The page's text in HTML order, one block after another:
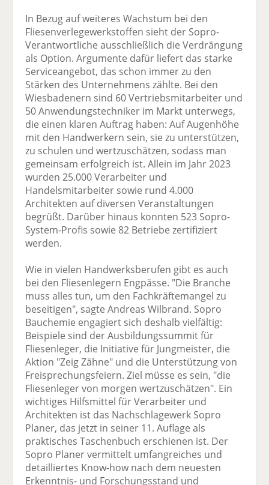
In Bezug auf weiteres Wachstum bei den
Fliesenverlegewerkstoffen sieht der Sopro-
Verantwortliche ausschließlich die Verdrängung
als Option. Argumente dafür liefert das starke
Serviceangebot, das schon immer zu den
Stärken des Unternehmens zählte. Bei den
Wiesbadenern sind 60 Vertriebsmitarbeiter und
50 Anwendungstechniker im Markt unterwegs,
die einen klaren Auftrag haben: Auf Augenhöhe
mit den Handwerkern sein, sie zu unterstützen,
zu schulen und wertzuschätzen, sodass man
gemeinsam erfolgreich ist. Allein im Jahr 2023
wurden 25.000 Verarbeiter und
Handelsmitarbeiter sowie rund 4.000
Architekten auf diversen Veranstaltungen
begrüßt. Darüber hinaus konnten 523 Sopro-
System-Profis sowie 82 Betriebe zertifiziert
werden.
Wie in vielen Handwerksberufen gibt es auch
bei den Fliesenlegern Engpässe. "Die Branche
muss alles tun, um den Fachkräftemangel zu
beseitigen", sagte Andreas Wilbrand. Sopro
Bauchemie engagiert sich deshalb vielfältig:
Beispiele sind der Ausbildungssummit für
Fliesenleger, die Initiative für Jungmeister, die
Aktion "Zeig Zähne" und die Unterstützung von
Freisprechungsfeiern. Ziel müsse es sein, "die
Fliesenleger von morgen wertzuschätzen". Ein
wichtiges Hilfsmittel für Verarbeiter und
Architekten ist das Nachschlagewerk Sopro
Planer, das jetzt in seiner 11. Auflage als
praktisches Taschenbuch erschienen ist. Der
Sopro Planer vermittelt umfangreiches und
detailliertes Know-how nach dem neuesten
Erkenntnis- und Forschungsstand und